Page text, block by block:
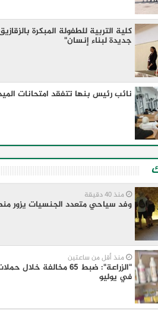
كلية التربية للطفولة المبكرة
جديدة لبناء إنسان"
نائب رئيس بنها تتفقد امتحانات
منذ 40 دقيقة
وفد سياحي متعدد الجنسيات يزور
منذ أقل من ساعتين
"الزراعة": ضبط 65
في يوليو